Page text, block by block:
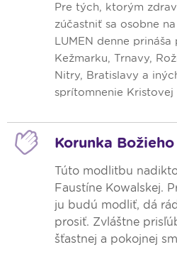
Pre tých, ktorým
zúčastniť sa osobne
LUMEN denne
Kežmarku, Trnavy,
Nitry, Bratislavy a
sprítomnenie
Korunka
Túto modlitbu
Faustíne Kowalskej.
ju budú modliť, dá
prosiť. Zvláštne
šťastnej a pokojnej